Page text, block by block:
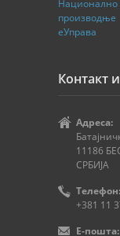
Национално
производње
еУправа
Контакт
Адреса:
11186
СРБИЈА
Телефон:
+381 11
E-пошта: